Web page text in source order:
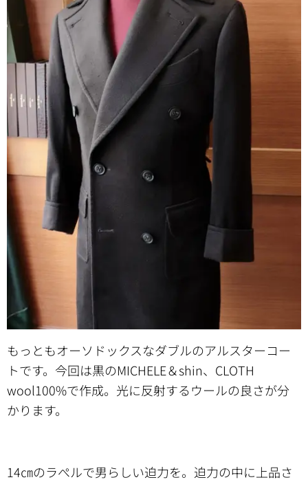
もっともオーソドックスなダブルのアルスターコー
トです。今回は黒のMICHELE＆shin、CLOTH
wool100%で作成。光に反射するウールの良さが分
かります。
14㎝のラぺルで男らしい迫力を。迫力の中に上品さ